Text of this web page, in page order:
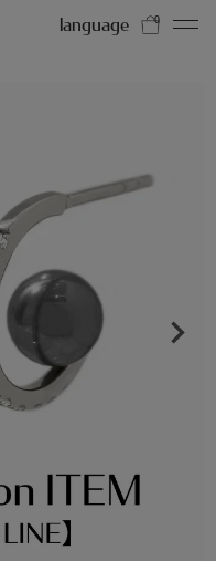
language 0